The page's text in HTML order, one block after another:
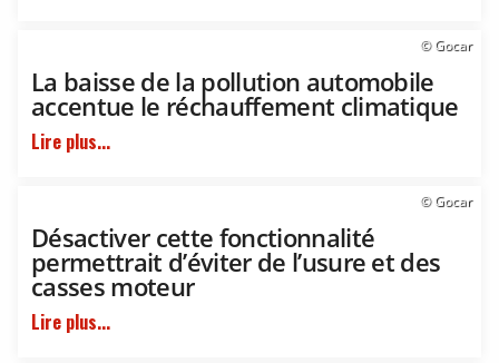
© Gocar
La baisse de la pollution automobile
accentue le réchauffement climatique
Lire plus...
© Gocar
Désactiver cette fonctionnalité
permettrait d’éviter de l’usure et des
casses moteur
Lire plus...